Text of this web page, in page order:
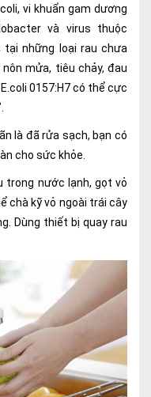
vi khuẩn gam dương
và virus thuộc
tại những loại rau chưa
mửa, tiêu chảy, đau
0157:H7 có thể cực
là đã rửa sạch, bạn có
cho sức khỏe.
trong nước lạnh, gọt vỏ
chà kỹ vỏ ngoài trái cây
Dùng thiết bị quay rau